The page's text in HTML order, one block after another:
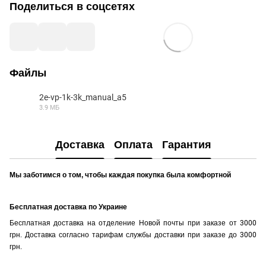
Поделиться в соцсетях
Файлы
2e-vp-1k-3k_manual_a5
3.9 МБ
Доставка Оплата Гарантия
Мы заботимся о том, чтобы каждая покупка была комфортной
Бесплатная доставка по Украине
Бесплатная доставка на отделение Новой почты при заказе от 3000
грн. Доставка согласно тарифам службы доставки при заказе до 3000
грн.